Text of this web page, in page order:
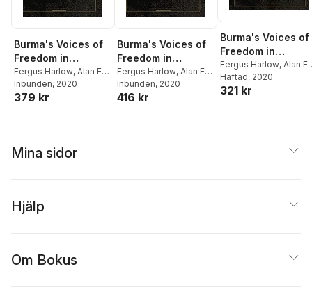
Burma's Voices of
Freedom in
Conversation with
Alan Clements,
Volume 1 of 4
Fergus Harlow, Alan E
Clements
Inbunden, 2020
379 kr
Burma's Voices of
Freedom in
Conversation with
Alan Clements,
Volume 2 of 4
Fergus Harlow, Alan E
Clements
Inbunden, 2020
416 kr
Burma's Voices of
Freedom in
Conversation with
Alan Clements,
Volume 3 of 4
Fergus Harlow, Alan E
Clements
Häftad, 2020
321 kr
Mina sidor
Hjälp
Om Bokus